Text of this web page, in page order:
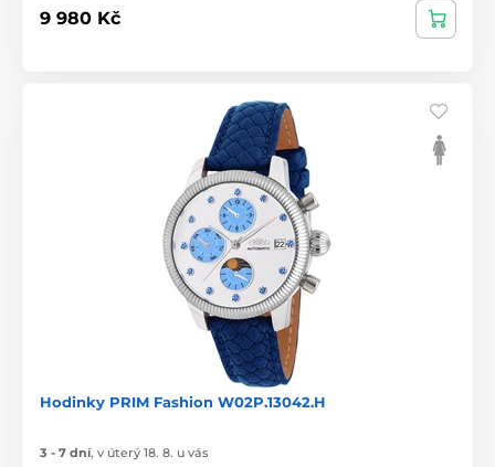
9 980 Kč
Hodinky PRIM Fashion W02P.13042.H
3 - 7 dní, v úterý 18. 8. u vás